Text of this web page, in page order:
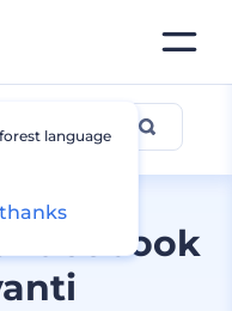
Facebook
language